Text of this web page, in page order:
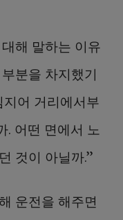
해 말하는 이유
분을 차지했기
어 거리에서부
. 어떤 면에서 노
것이 아닐까.”
운전을 해주면